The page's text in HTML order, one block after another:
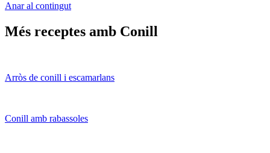
Anar al contingut
Més receptes amb Conill
Arròs de conill i escamarlans
Conill amb rabassoles